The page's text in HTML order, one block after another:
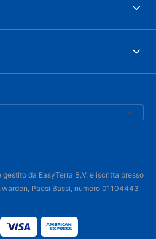
da EasyTerra B.V. e iscritta presso
Paesi Bassi, numero 01104443